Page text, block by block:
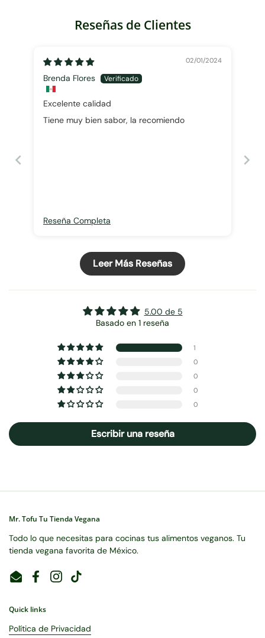
Reseñas de Clientes
02/01/2024
Brenda Flores
Excelente calidad
Tiene muy bien sabor, la recomiendo
Reseña Completa
Leer Más Reseñas
5.00 de 5
Basado en 1 reseña
1
0
0
0
0
Escribir una reseña
Mr. Tofu Tu Tienda Vegana
Todo lo que necesitas para cocinas tus alimentos veganos. Tu
tienda vegana favorita de México.
EmailFacebookInstagram
TikTok
Quick links
Política de Privacidad